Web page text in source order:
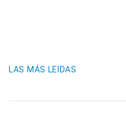
LAS MÁS LEIDAS